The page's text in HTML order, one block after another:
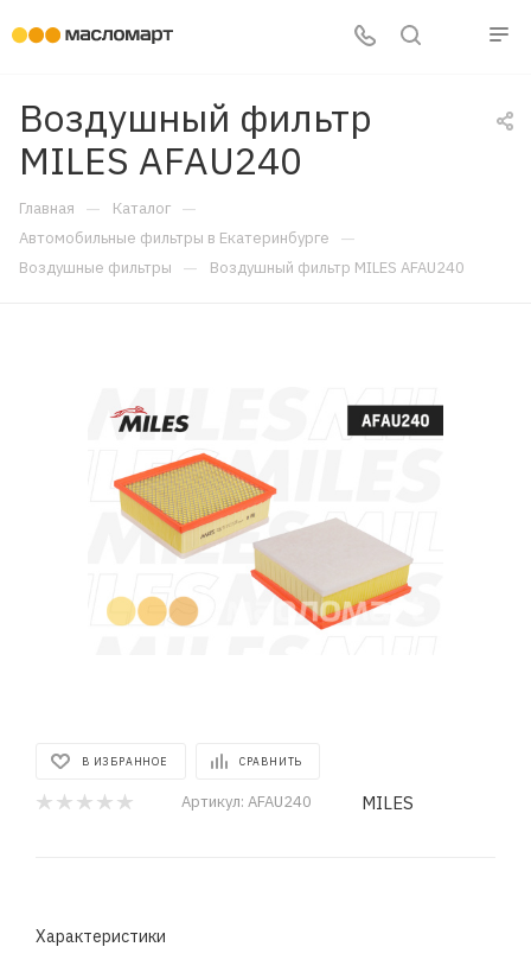
Воздушный фильтр
MILES AFAU240
Главная — Каталог —
Автомобильные фильтры в Екатеринбурге —
Воздушные фильтры — Воздушный фильтр MILES AFAU240
В ИЗБРАННОЕ СРАВНИТЬ
Артикул: AFAU240 MILES
Характеристики